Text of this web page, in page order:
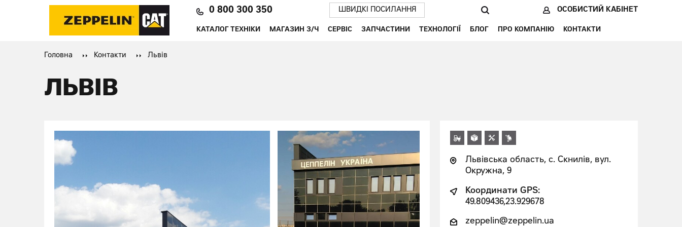
0 800 300 350
КАТАЛОГ ТЕХНІКИ МАГАЗИН З/Ч СЕРВІС ЗАПЧАСТИНИ ТЕХНОЛОГІЇ БЛОГ ПРО КОМПАНІЮ КОНТАКТИ
ШВИДКІ ПОСИЛАННЯ ОСОБИСТИЙ КАБІНЕТ
Головна Контакти Львів
ЛЬВІВ
Львівська область, с. Скнилів, вул.
Окружна, 9
Координати GPS:
49.809436,23.929678
zeppelin@zeppelin.ua